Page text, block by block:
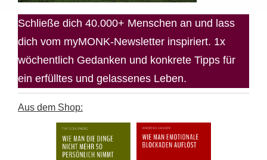
Schließe dich 40.000+ Menschen an und lass
dich vom myMONK-Newsletter inspiriert. 1x
wöchentlich Gedanken und konkrete Tipps für
ein erfülltes und gelassenes Leben.
Aus dem Shop: